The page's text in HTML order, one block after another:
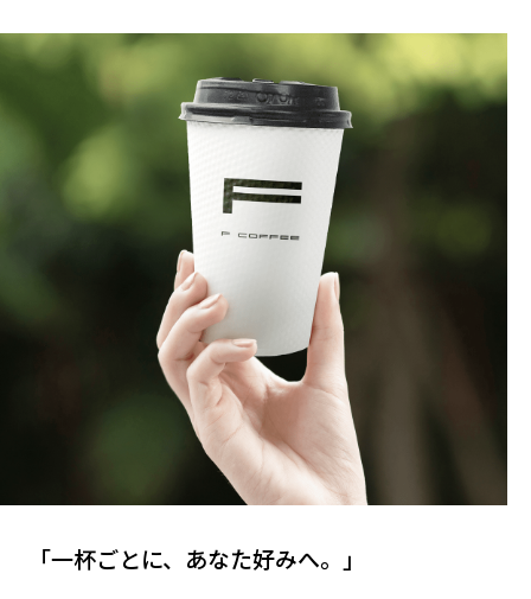
「一杯ごとに、あなた好みへ。」